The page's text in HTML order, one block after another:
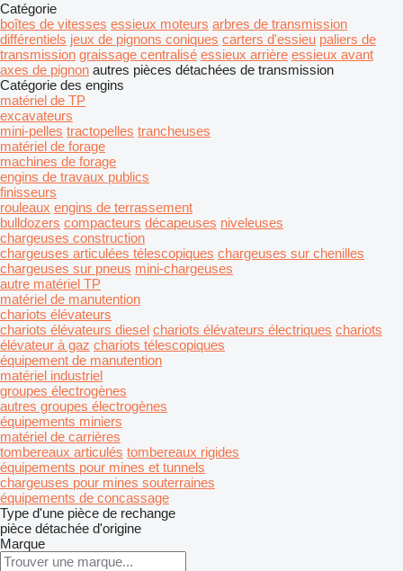
Catégorie
boîtes de vitesses essieux moteurs arbres de transmission
différentiels jeux de pignons coniques carters d'essieu paliers de
transmission graissage centralisé essieux arrière essieux avant
axes de pignon autres pièces détachées de transmission
Catégorie des engins
matériel de TP
excavateurs
mini-pelles tractopelles trancheuses
matériel de forage
machines de forage
engins de travaux publics
finisseurs
rouleaux engins de terrassement
bulldozers compacteurs décapeuses niveleuses
chargeuses construction
chargeuses articulées télescopiques chargeuses sur chenilles
chargeuses sur pneus mini-chargeuses
autre matériel TP
matériel de manutention
chariots élévateurs
chariots élévateurs diesel chariots élévateurs électriques chariots
élévateur à gaz chariots télescopiques
équipement de manutention
matériel industriel
groupes électrogènes
autres groupes électrogènes
équipements miniers
matériel de carrières
tombereaux articulés tombereaux rigides
équipements pour mines et tunnels
chargeuses pour mines souterraines
équipements de concassage
Type d'une pièce de rechange
pièce détachée d'origine
Marque